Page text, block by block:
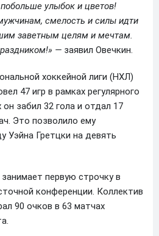
улыбок и цветов!
смелость и силы идти
заветным целям и мечтам.
— заявил Овечкин.
хоккейной лиги (НХЛ)
47 игр в рамках регулярного
забил 32 гола и отдал 17
Это позволило ему
Уэйна Гретцки на девять
первую строчку в
конференции. Коллектив
90 очков в 63 матчах